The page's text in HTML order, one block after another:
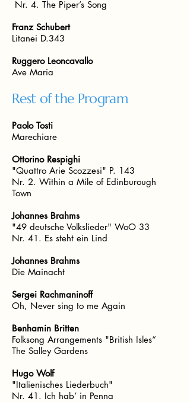
Nr. 4. The Piper’s Song
Franz Schubert
Litanei D.343
Ruggero Leoncavallo
Ave Maria
Rest of the Program
Paolo Tosti
Marechiare
Ottorino Respighi
"Quattro Arie Scozzesi" P. 143
Nr. 2. Within a Mile of Edinburough
Town
Johannes Brahms
"49 deutsche Volkslieder" WoO 33
Nr. 41. Es steht ein Lind
Johannes Brahms
Die Mainacht
Sergei Rachmaninoff
Oh, Never sing to me Again
Benhamin Britten
Folksong Arrangements "British Isles“
The Salley Gardens
Hugo Wolf
"Italienisches Liederbuch"
Nr. 41. Ich hab’ in Penna